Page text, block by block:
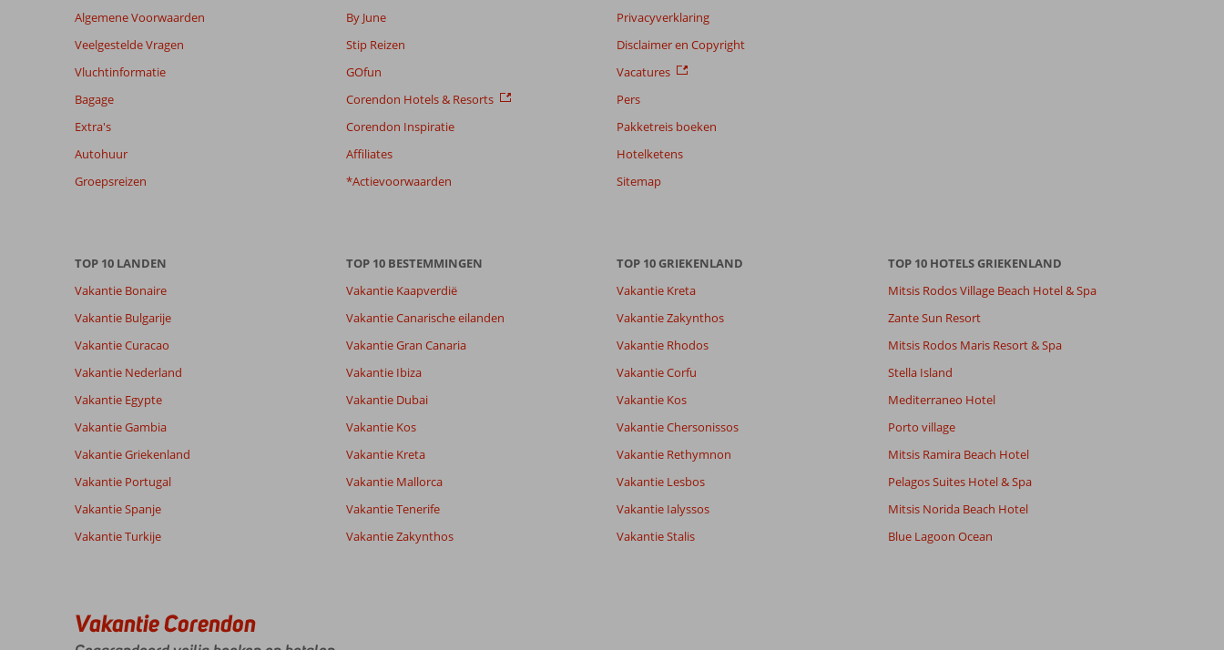
de
relevantie
de
info
Algemene Voorwaarden
Veelgestelde Vragen
Vluchtinformatie
Bagage
Extra's
Autohuur
Groepsreizen
By June
Stip Reizen
GOfun
Corendon Hotels & Resorts
Corendon Inspiratie
Affiliates
*Actievoorwaarden
Privacyverklaring
Disclaimer en Copyright
Vacatures
Pers
Pakketreis boeken
Hotelketens
Sitemap
TOP 10 LANDEN
Vakantie Bonaire
Vakantie Bulgarije
Vakantie Curacao
Vakantie Nederland
Vakantie Egypte
Vakantie Gambia
Vakantie Griekenland
Vakantie Portugal
Vakantie Spanje
Vakantie Turkije
TOP 10 BESTEMMINGEN
Vakantie Kaapverdië
Vakantie Canarische eilanden
Vakantie Gran Canaria
Vakantie Ibiza
Vakantie Dubai
Vakantie Kos
Vakantie Kreta
Vakantie Mallorca
Vakantie Tenerife
Vakantie Zakynthos
TOP 10 GRIEKENLAND
Vakantie Kreta
Vakantie Zakynthos
Vakantie Rhodos
Vakantie Corfu
Vakantie Kos
Vakantie Chersonissos
Vakantie Rethymnon
Vakantie Lesbos
Vakantie Ialyssos
Vakantie Stalis
TOP 10 HOTELS GRIEKENLAND
Mitsis Rodos Village Beach Hotel & Spa
Zante Sun Resort
Mitsis Rodos Maris Resort & Spa
Stella Island
Mediterraneo Hotel
Porto village
Mitsis Ramira Beach Hotel
Pelagos Suites Hotel & Spa
Mitsis Norida Beach Hotel
Blue Lagoon Ocean
Vakantie Corendon